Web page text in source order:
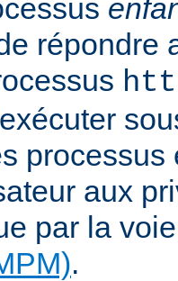
répondre
processus
aux
par la
.